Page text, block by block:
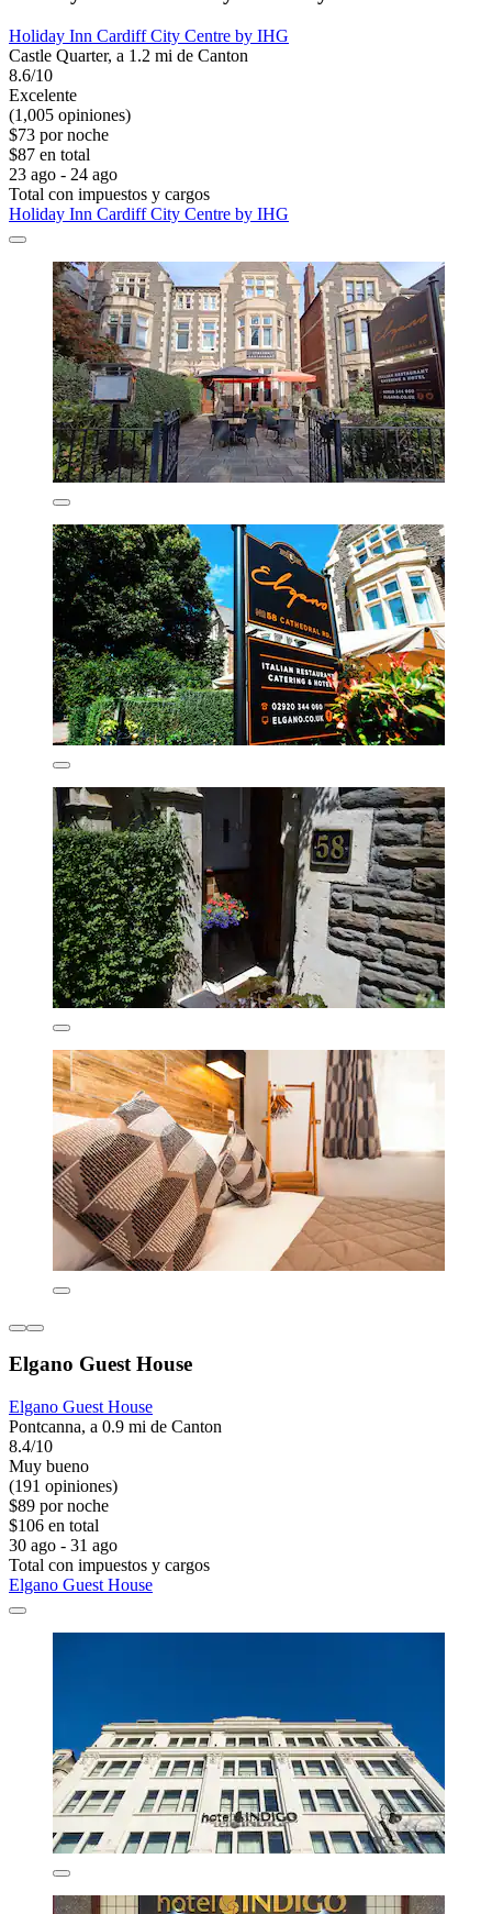
Holiday Inn Cardiff City Centre by IHG
Castle Quarter, a 1.2 mi de Canton
8.6/10
Excelente
(1,005 opiniones)
$73 por noche
$87 en total
23 ago - 24 ago
Total con impuestos y cargos
Holiday Inn Cardiff City Centre by IHG
Elgano Guest House
Elgano Guest House
Pontcanna, a 0.9 mi de Canton
8.4/10
Muy bueno
(191 opiniones)
$89 por noche
$106 en total
30 ago - 31 ago
Total con impuestos y cargos
Elgano Guest House